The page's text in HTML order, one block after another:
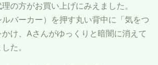
の方がお買い上げにみえました。
バーカー）を押す丸い背中に「気をつ
け、Aさんがゆっくりと暗闇に消えて
た。